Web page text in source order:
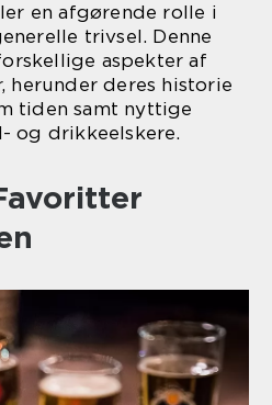
en afgørende rolle i
trivsel. Denne
aspekter af
herunder deres historie
tiden samt nyttige
og drikkeelskere.